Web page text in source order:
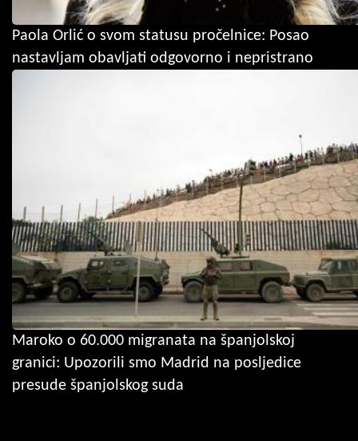
Paola Orlić o svom statusu pročelnice: Posao
nastavljam obavljati odgovorno i nepristrano
Maroko o 60.000 migranata na španjolskoj
granici: Upozorili smo Madrid na posljedice
presude španjolskog suda